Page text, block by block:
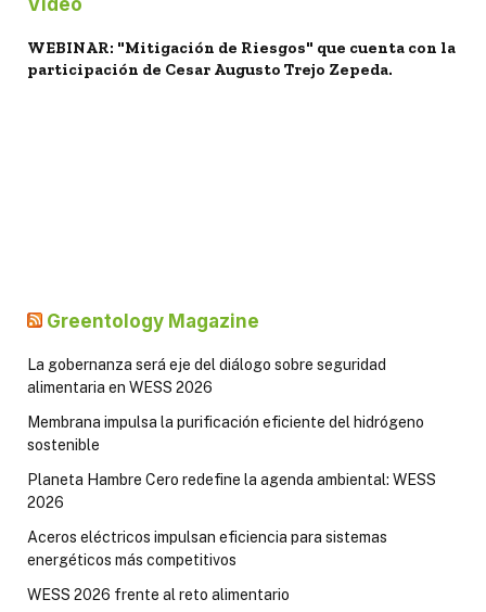
WEBINAR: "Mitigación de Riesgos" que cuenta con la
participación de Cesar Augusto Trejo Zepeda.
Greentology Magazine
La gobernanza será eje del diálogo sobre seguridad
alimentaria en WESS 2026
Membrana impulsa la purificación eficiente del hidrógeno
sostenible
Planeta Hambre Cero redefine la agenda ambiental: WESS
2026
Aceros eléctricos impulsan eficiencia para sistemas
energéticos más competitivos
WESS 2026 frente al reto alimentario